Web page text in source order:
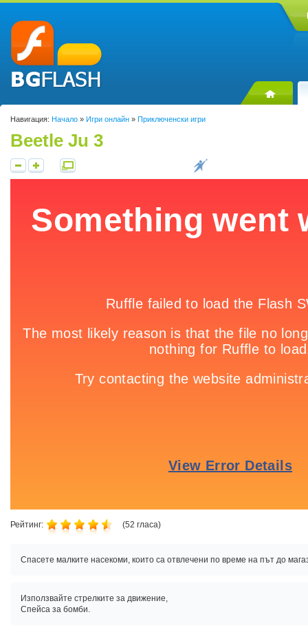
Навигация: Начало » Игри онлайн » Приключенски игри
Beetle Ju 3
Рейтинг: (52 гласа)
Спасете малките насекоми, които са отвлечени по време на път до
Използвайте стрелките за движение,
Спейса за бомби.